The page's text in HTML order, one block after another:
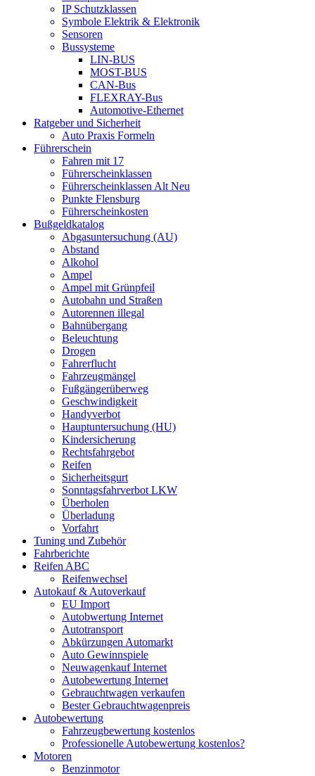
IP Schutzklassen
Symbole Elektrik & Elektronik
Sensoren
Bussysteme
LIN-BUS
MOST-BUS
CAN-Bus
FLEXRAY-Bus
Automotive-Ethernet
Ratgeber und Sicherheit
Auto Praxis Formeln
Führerschein
Fahren mit 17
Führerscheinklassen
Führerscheinklassen Alt Neu
Punkte Flensburg
Führerscheinkosten
Bußgeldkatalog
Abgasuntersuchung (AU)
Abstand
Alkohol
Ampel
Ampel mit Grünpfeil
Autobahn und Straßen
Autorennen illegal
Bahnübergang
Beleuchtung
Drogen
Fahrerflucht
Fahrzeugmängel
Fußgängerüberweg
Geschwindigkeit
Handyverbot
Hauptuntersuchung (HU)
Kindersicherung
Rechtsfahrgebot
Reifen
Sicherheitsgurt
Sonntagsfahrverbot LKW
Überholen
Überladung
Vorfahrt
Tuning und Zubehör
Fahrberichte
Reifen ABC
Reifenwechsel
Autokauf & Autoverkauf
EU Import
Autobwertung Internet
Autotransport
Abkürzungen Automarkt
Auto Gewinnspiele
Neuwagenkauf Internet
Autobewertung Internet
Gebrauchtwagen verkaufen
Bester Gebrauchtwagenpreis
Autobewertung
Fahrzeugbewertung kostenlos
Professionelle Autobewertung kostenlos?
Motoren
Benzinmotor